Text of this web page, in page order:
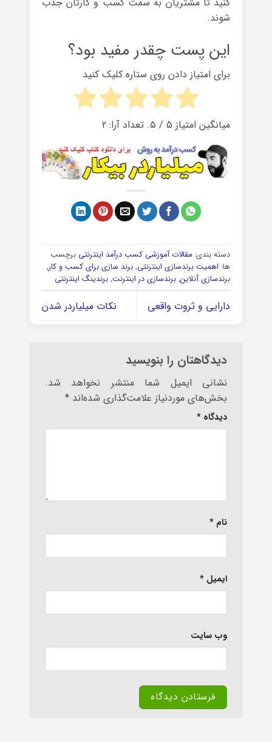
شوند.
این پست چقدر مفید بود؟
برای امتیاز دادن روی ستاره کلیک کنید
میانگین امتیاز 5/ ۵. تعداد آرا: 2
دسته بندی: مقالات آموزشی کسب درآمد اینترنتی برچسب
ها: اهمیت برندسازی اینترنتی, برند سازی برای کسب و کار,
برندسازی آنلاین, برندسازی در اینترنت, برندینگ اینترنتی
دارایی و ثروت واقعی نکات میلیاردر شدن
دیدگاهتان را بنویسید
نشانی ایمیل شما منتشر نخواهد شد.
بخش‌های موردنیاز علامت‌گذاری شده‌اند *
دیدگاه *
نام *
ایمیل *
وب‌ سایت